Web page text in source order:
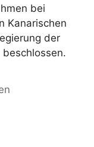
bei
Kanarischen
der
beschlossen.